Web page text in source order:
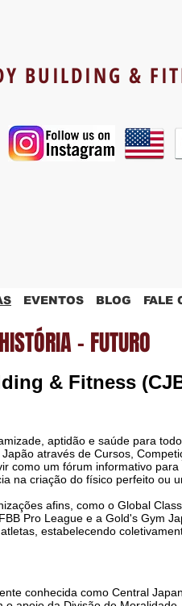
BUILDING &
EVENTOS BLOG FALE
- FUTURO
& Fitness
aptidão e saúde para
através de Cursos,
como um fórum informativo
na criação do físico perfeito ou
afins, como o Global
Pro League e a Gold's Gym
estabelecendo
conhecida como Central